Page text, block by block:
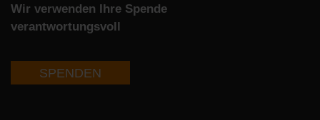
Wir verwenden Ihre Spende
verantwortungsvoll
SPENDEN